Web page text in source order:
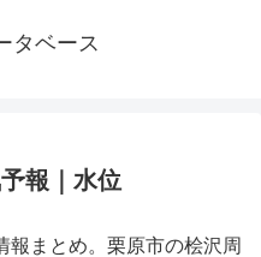
タベース
報｜水位
報まとめ。栗原市の桧沢周